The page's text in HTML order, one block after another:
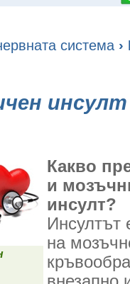
система
инсулт
Какво
и
инсулт?
Инсултът
на